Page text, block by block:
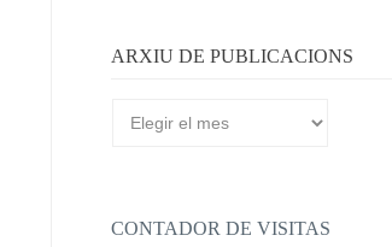
ARXIU DE PUBLICACIONS
CONTADOR DE VISITAS